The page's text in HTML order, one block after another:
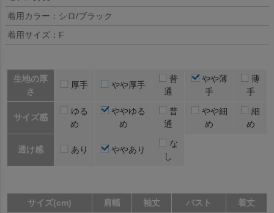
着用カラー：シロ/ブラック
着用サイズ：F
生地の厚
さ
厚手 やや厚手
普
通
やや薄
手
薄
手
サイズ感
ゆる
め
ややゆる
め
普
通
やや細
め
細
め
透け感 あり ややあり
な
し
サイズ(cm) 肩幅 袖丈 バスト 着丈